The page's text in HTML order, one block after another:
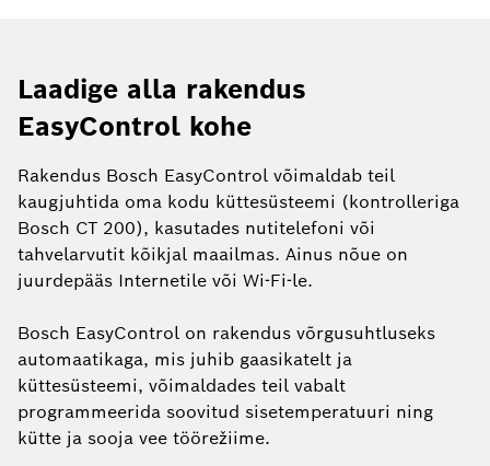
Laadige alla rakendus
EasyControl kohe
Rakendus Bosch EasyControl võimaldab teil
kaugjuhtida oma kodu küttesüsteemi (kontrolleriga
Bosch CT 200), kasutades nutitelefoni või
tahvelarvutit kõikjal maailmas. Ainus nõue on
juurdepääs Internetile või Wi-Fi-le.
Bosch EasyControl on rakendus võrgusuhtluseks
automaatikaga, mis juhib gaasikatelt ja
küttesüsteemi, võimaldades teil vabalt
programmeerida soovitud sisetemperatuuri ning
kütte ja sooja vee töörežiime.